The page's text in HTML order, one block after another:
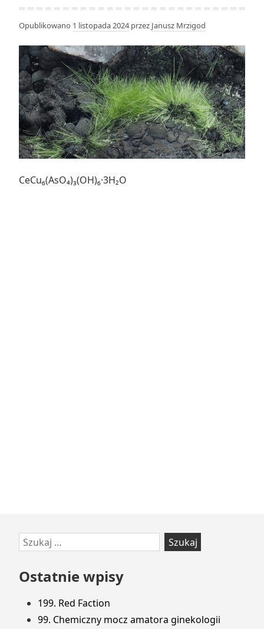
Opublikowano 1 listopada 2024przez Janusz Mrzigod
CeCu₆(AsO₄)₃(OH)₆·3H₂O
Przejdź
do
stopki
Szukaj:
Ostatnie wpisy
199. Red Faction
99. Chemiczny mocz amatora ginekologii